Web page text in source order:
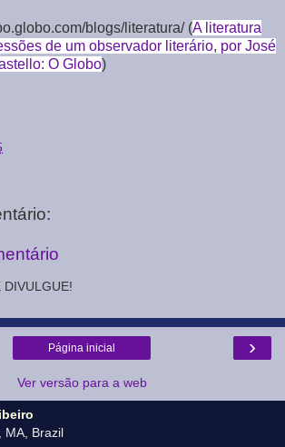
blogs/literatura/ (A literatura
de um observador literário, por José
O Globo)
DIVULGUE!
›
Página inicial
Ver versão para a web
MA, Brazil